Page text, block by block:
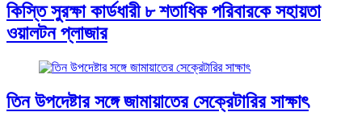
কিস্তি সুরক্ষা কার্ডধারী ৮ শতাধিক পরিবারকে সহায়তা
ওয়ালটন প্লাজার
তিন উপদেষ্টার সঙ্গে জামায়াতের সেক্রেটারির সাক্ষাৎ